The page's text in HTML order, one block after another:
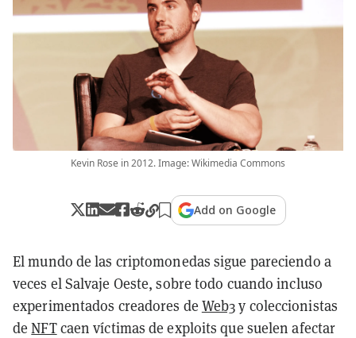
Kevin Rose in 2012. Image: Wikimedia Commons
Add on Google
El mundo de las criptomonedas sigue pareciendo a
veces el Salvaje Oeste, sobre todo cuando incluso
experimentados creadores de Web3y coleccionistas
deNFTcaen víctimas de exploits que suelen afectar